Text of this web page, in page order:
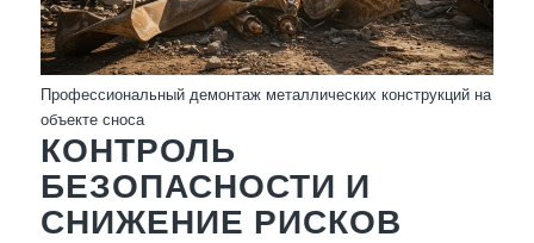
Профессиональный демонтаж металлических конструкций на
объекте сноса
КОНТРОЛЬ
БЕЗОПАСНОСТИ И
СНИЖЕНИЕ РИСКОВ